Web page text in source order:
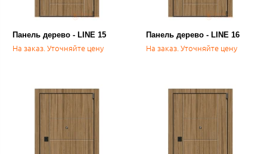
Панель дерево - LINE 15
На заказ. Уточняйте цену
Панель дерево - LINE 16
На заказ. Уточняйте цену